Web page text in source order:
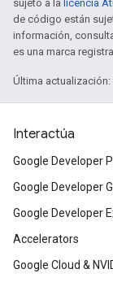
sujeto a la licencia
de código están
información,
es una marca
Última actualización:
Interactúa
Google Developer
Google Developer
Google Developer
Accelerators
Google Cloud &